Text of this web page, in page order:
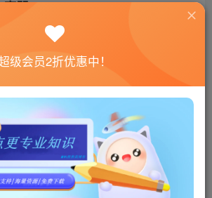
咒v37.0.756
！！
有的《哈利‧波特》魔法和奇迹吧！ 体验
游，准备好施放法术、智胜挑战并感受
级会员2折优惠中！